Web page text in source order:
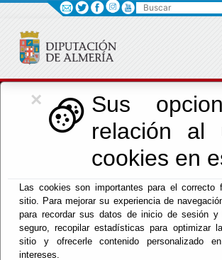
×
Sus
relación al
cookies en
Las cookies son importantes para el correcto
sitio. Para mejorar su experiencia de
para recordar sus datos de inicio de sesión y
seguro, recopilar estadísticas para optimizar
sitio y ofrecerle contenido personalizado
intereses.
Cultura, Cine e
Identidad
Menú Cultura
Inicio -Cultura y Cine - Presentación de
Buscar